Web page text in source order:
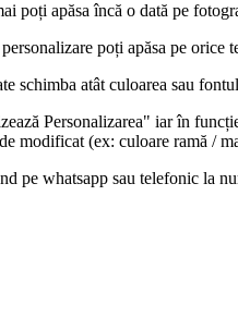
poți apăsa încă o dată pe
poți apăsa pe orice
schimba atât culoarea sau
Personalizarea" iar în
modificat (ex: culoare ramă /
pe whatsapp sau telefonic la